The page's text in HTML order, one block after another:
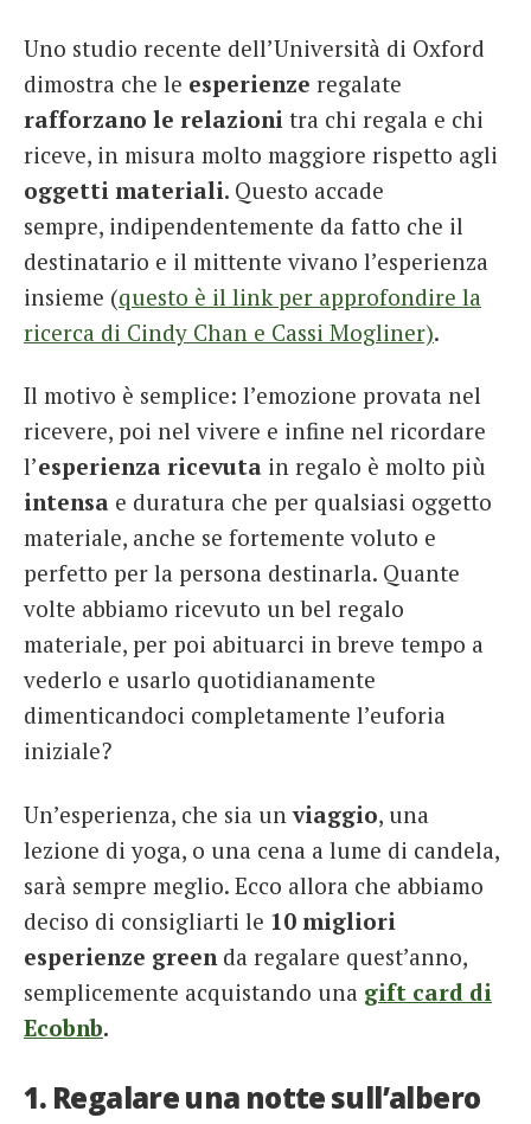
Uno studio recente dell’Università di Oxford
dimostra che le esperienze regalate
rafforzano le relazioni tra chi regala e chi
riceve, in misura molto maggiore rispetto agli
oggetti materiali. Questo accade
sempre, indipendentemente da fatto che il
destinatario e il mittente vivano l’esperienza
insieme (questo è il link per approfondire la
ricerca di Cindy Chan e Cassi Mogliner).
Il motivo è semplice: l’emozione provata nel
ricevere, poi nel vivere e infine nel ricordare
l’esperienza ricevuta in regalo è molto più
intensa e duratura che per qualsiasi oggetto
materiale, anche se fortemente voluto e
perfetto per la persona destinarla. Quante
volte abbiamo ricevuto un bel regalo
materiale, per poi abituarci in breve tempo a
vederlo e usarlo quotidianamente
dimenticandoci completamente l’euforia
iniziale?
Un’esperienza, che sia unviaggio, una
lezione di yoga, o una cena a lume di candela,
sarà sempre meglio. Ecco allora che abbiamo
deciso di consigliarti le 10 migliori
esperienze greenda regalare quest’anno,
semplicemente acquistando una gift card di
Ecobnb.
1. Regalare una notte sull’albero